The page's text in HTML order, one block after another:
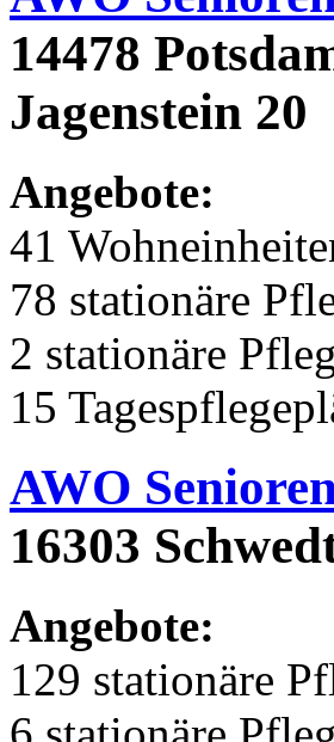
14478
Jagenstein 20
Angebote:
41
78 stationäre
2 stationäre
15
AWO
16303
Angebote:
129 stationäre